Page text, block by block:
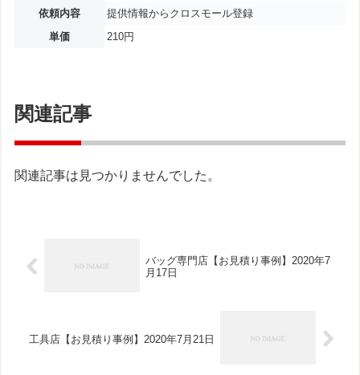
依頼内容
提供情報からクロスモール登録
単価
210円
関連記事
関連記事は見つかりませんでした。
バッグ専門店【お見積り事例】2020年7
月17日
工具店【お見積り事例】2020年7月21日